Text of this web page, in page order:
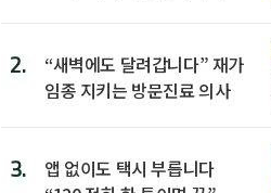
2.
“새벽에도 달려갑니다” 재가
임종 지키는 방문진료 의사
3.
앱 없이도 택시 부릅니다